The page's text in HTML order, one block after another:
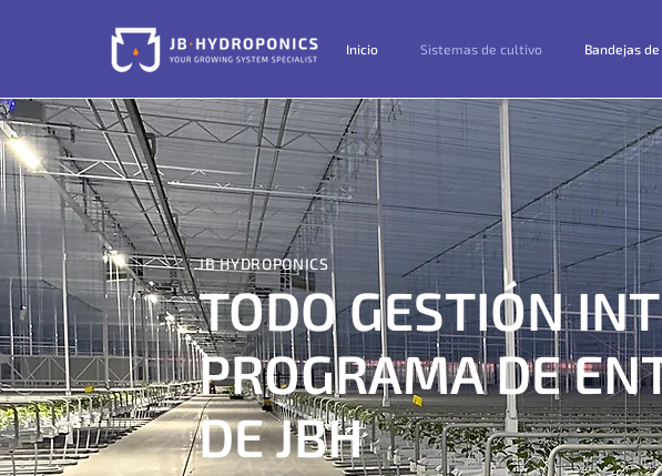
Inicio Sistemas de cultivo Bandejas
JB HYDROPONICS​
TODO GESTIÓN
PROGRAMA DE
DE JBH